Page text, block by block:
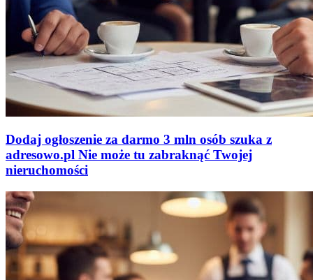
Dodaj ogłoszenie za darmo 3 mln osób szuka z
adresowo.pl Nie może tu zabraknąć Twojej
nieruchomości